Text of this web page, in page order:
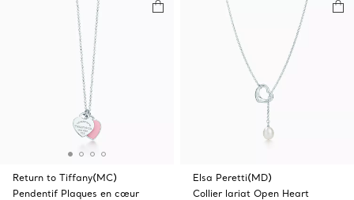
Return to Tiffany(MC)
Pendentif Plaques en cœur
Elsa Peretti(MD)
Collier lariat Open‎ Heart